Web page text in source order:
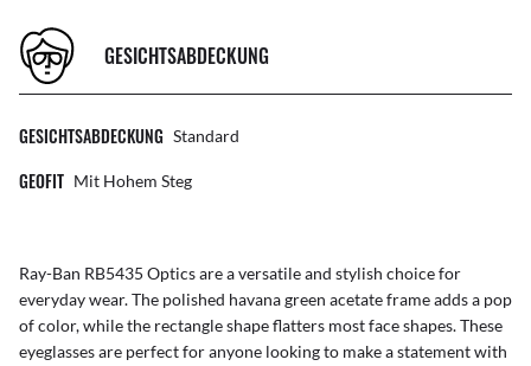
GESICHTSABDECKUNG
GESICHTSABDECKUNG Standard
GEOFIT Mit Hohem Steg
Ray-Ban RB5435 Optics are a versatile and stylish choice for
everyday wear. The polished havana green acetate frame adds a pop
of color, while the rectangle shape flatters most face shapes. These
eyeglasses are perfect for anyone looking to make a statement with